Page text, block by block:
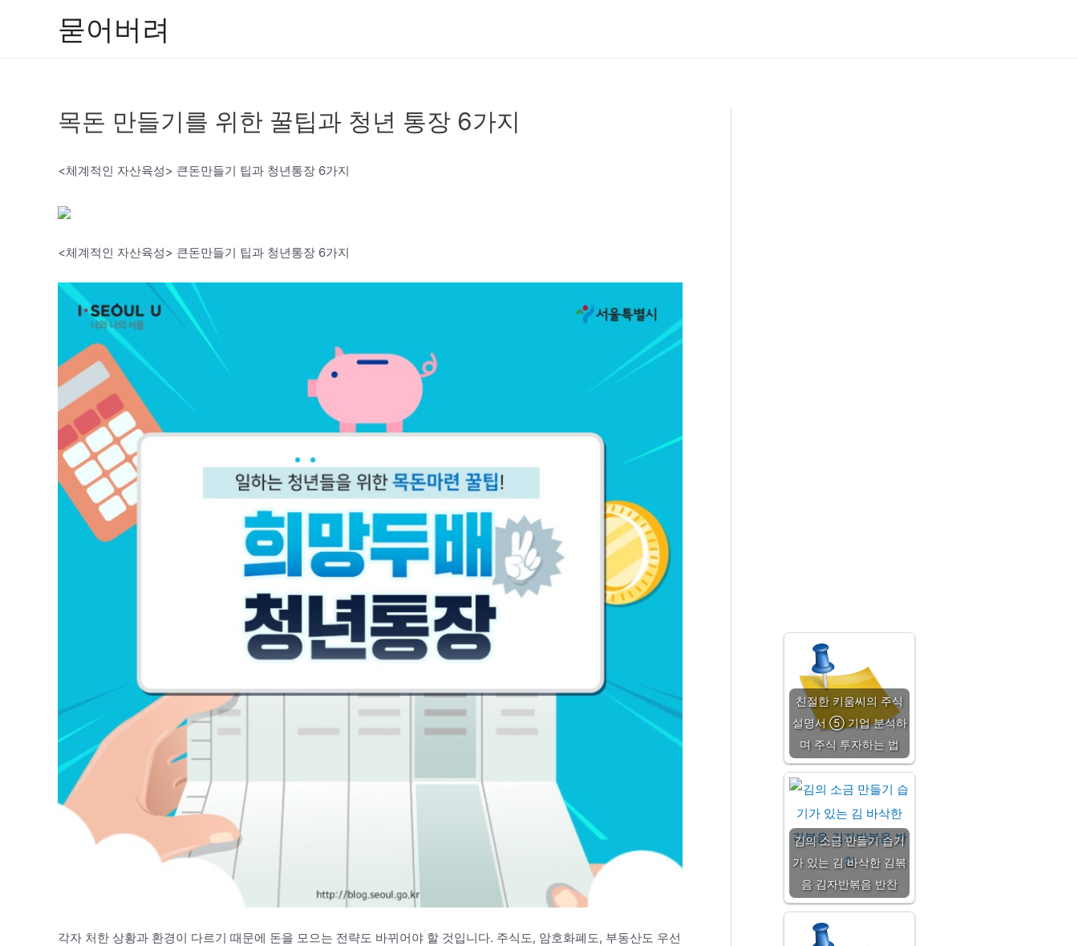
묻어버려
목돈 만들기를 위한 꿀팁과 청년 통장 6가지
<체계적인 자산육성> 큰돈만들기 팁과 청년통장 6가지
<체계적인 자산육성> 큰돈만들기 팁과 청년통장 6가지
각자 처한 상황과 환경이 다르기 때문에 돈을 모으는 전략도 바뀌어야 할 것입니다. 주식도, 암호화폐도, 부동산도 우선
친절한 키움씨의 주식
설명서 ⑤ 기업 분석하
며 주식 투자하는 법
김의 소금 만들기 습기
가 있는 김 바삭한 김볶
음 김자반볶음 반찬